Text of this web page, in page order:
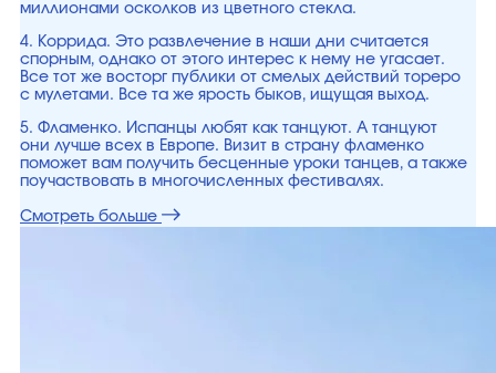
миллионами осколков из цветного стекла.
4. Коррида. Это развлечение в наши дни считается
спорным, однако от этого интерес к нему не угасает.
Все тот же восторг публики от смелых действий тореро
с мулетами. Все та же ярость быков, ищущая выход.
5. Фламенко. Испанцы любят как танцуют. А танцуют
они лучше всех в Европе. Визит в страну фламенко
поможет вам получить бесценные уроки танцев, а также
поучаствовать в многочисленных фестивалях.
Смотреть больше